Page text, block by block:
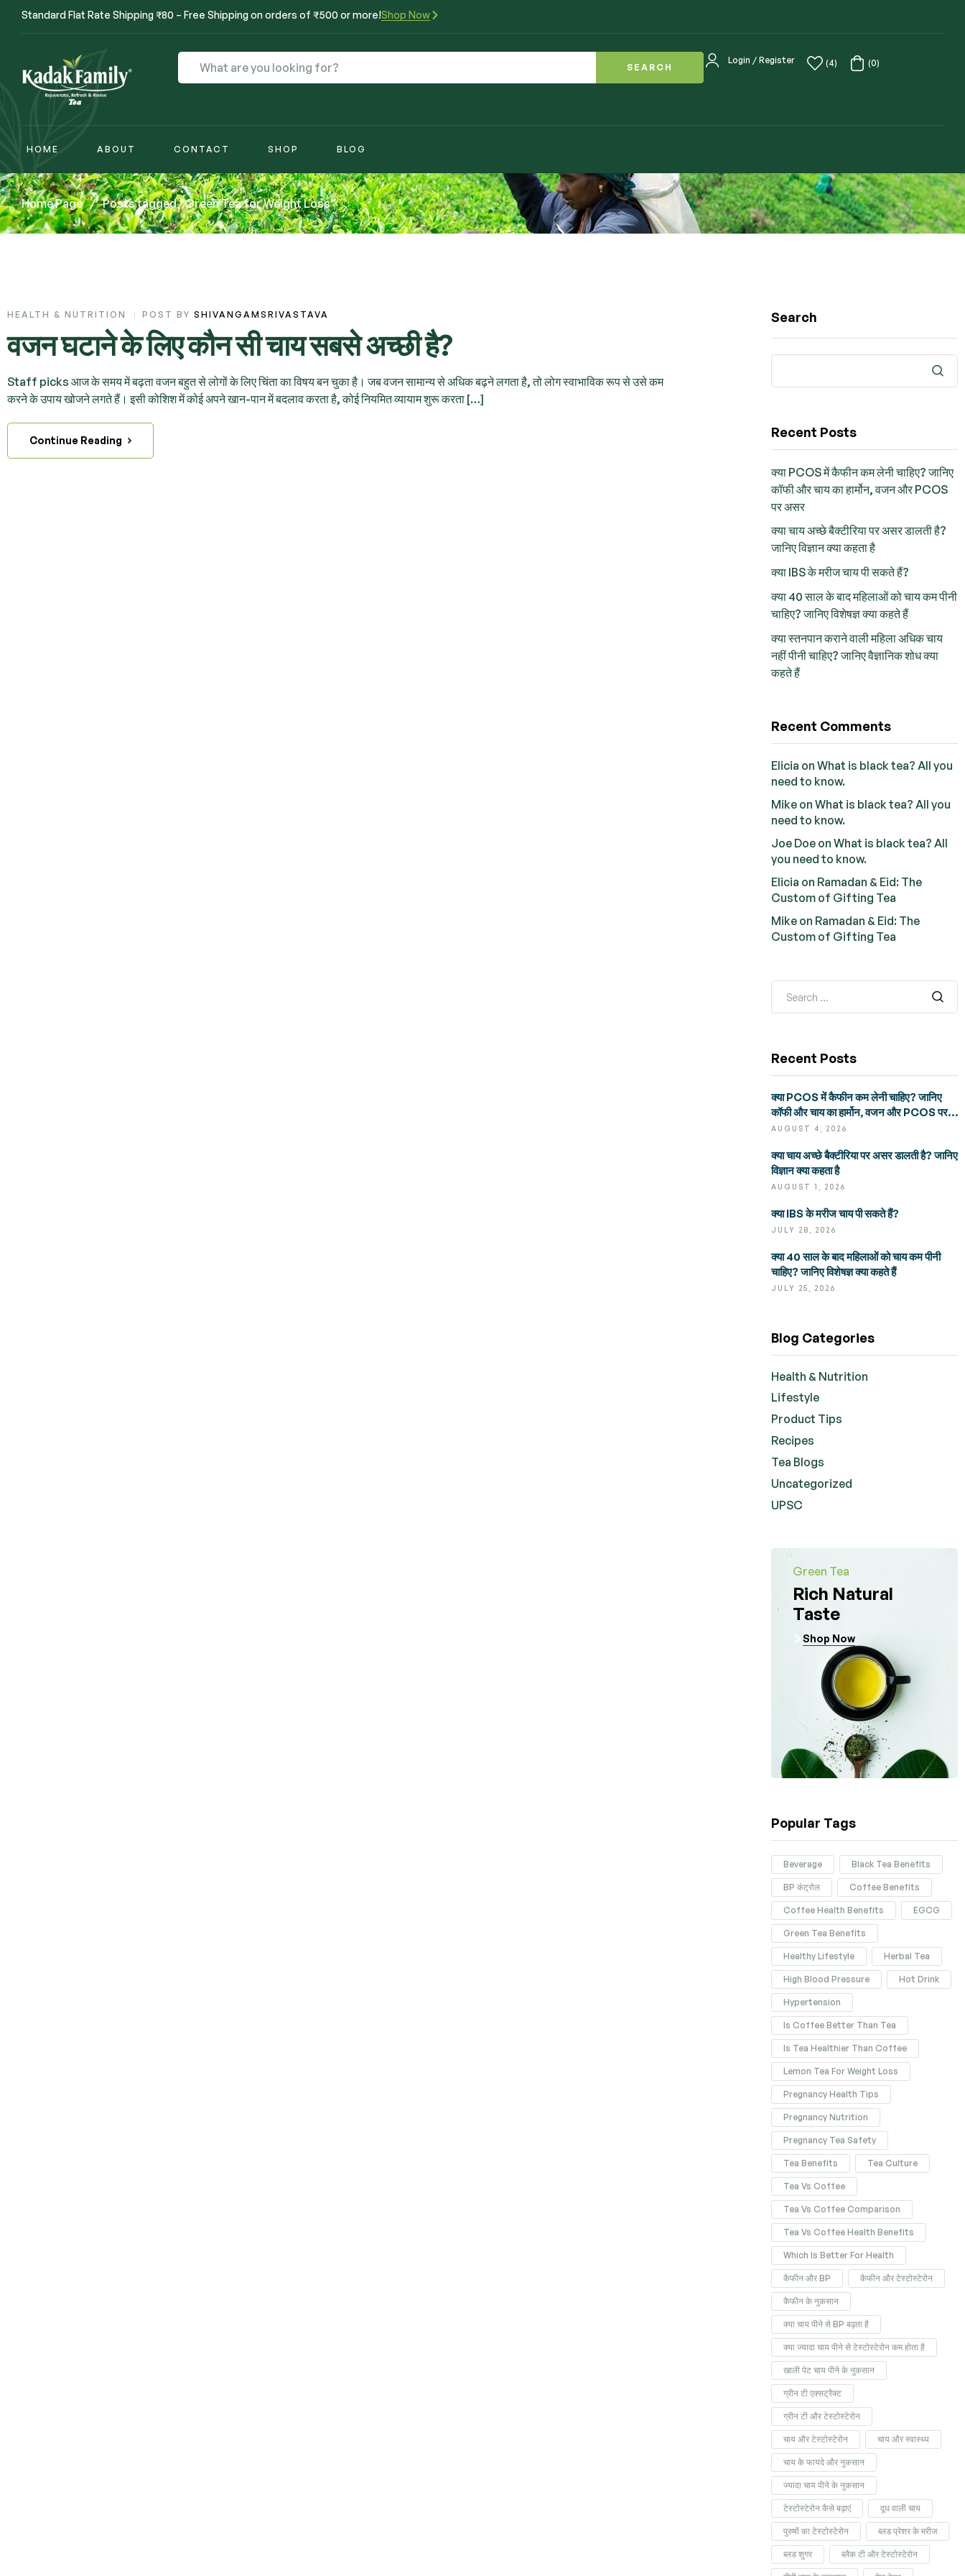
Standard Flat Rate Shipping ₹80 – Free Shipping on orders of ₹500 or more!Shop Now
SEARCH
Login / Register (4) (0)
HOME ABOUT CONTACT SHOP BLOG
Home Page / Posts tagged “Green Tea for Weight Loss”
HEALTH & NUTRITION POST BY SHIVANGAMSRIVASTAVA
वजन घटाने के लिए कौन सी चाय सबसे अच्छी है?
Staff picks आज के समय में बढ़ता वजन बहुत से लोगों के लिए चिंता का विषय बन चुका है। जब वजन सामान्य से अधिक बढ़ने लगता है, तो लोग स्वाभाविक रूप से उसे कम
करने के उपाय खोजने लगते हैं। इसी कोशिश में कोई अपने खान-पान में बदलाव करता है, कोई नियमित व्यायाम शुरू करता […]
Continue Reading
Search
Recent Posts
क्या PCOS में कैफीन कम लेनी चाहिए? जानिए
कॉफी और चाय का हार्मोन, वजन और PCOS
पर असर
क्या चाय अच्छे बैक्टीरिया पर असर डालती है?
जानिए विज्ञान क्या कहता है
क्या IBS के मरीज चाय पी सकते हैं?
क्या 40 साल के बाद महिलाओं को चाय कम पीनी
चाहिए? जानिए विशेषज्ञ क्या कहते हैं
क्या स्तनपान कराने वाली महिला अधिक चाय
नहीं पीनी चाहिए? जानिए वैज्ञानिक शोध क्या
कहते हैं
Recent Comments
Elicia on What is black tea? All you
need to know.
Mike on What is black tea? All you
need to know.
Joe Doe on What is black tea? All
you need to know.
Elicia on Ramadan & Eid: The
Custom of Gifting Tea
Mike on Ramadan & Eid: The
Custom of Gifting Tea
Recent Posts
AUGUST 4, 2026
क्या PCOS में कैफीन कम लेनी चाहिए? जानिए
कॉफी और चाय का हार्मोन, वजन और PCOS पर
असर
AUGUST 1, 2026
क्या चाय अच्छे बैक्टीरिया पर असर डालती है? जानिए
विज्ञान क्या कहता है
JULY 28, 2026
क्या IBS के मरीज चाय पी सकते हैं?
JULY 25, 2026
क्या 40 साल के बाद महिलाओं को चाय कम पीनी
चाहिए? जानिए विशेषज्ञ क्या कहते हैं
Blog Categories
Health & Nutrition
Lifestyle
Product Tips
Recipes
Tea Blogs
Uncategorized
UPSC
Green Tea
Rich Natural
Taste
Shop Now
Popular Tags
Beverage Black Tea Benefits
BP कंट्रोल Coffee Benefits
Coffee Health Benefits EGCG
Green Tea Benefits
Healthy Lifestyle Herbal Tea
High Blood Pressure Hot Drink
Hypertension
Is Coffee Better Than Tea
Is Tea Healthier Than Coffee
Lemon Tea For Weight Loss
Pregnancy Health Tips
Pregnancy Nutrition
Pregnancy Tea Safety
Tea Benefits Tea Culture
Tea Vs Coffee
Tea Vs Coffee Comparison
Tea Vs Coffee Health Benefits
Which Is Better For Health
कैफीन और BP कैफीन और टेस्टोस्टेरोन
कैफीन के नुकसान
क्या चाय पीने से BP बढ़ता है
क्या ज्यादा चाय पीने से टेस्टोस्टेरोन कम होता है
खाली पेट चाय पीने के नुकसान
ग्रीन टी एक्सट्रैक्ट
ग्रीन टी और टेस्टोस्टेरोन
चाय और टेस्टोस्टेरोन चाय और स्वास्थ्य
चाय के फायदे और नुकसान
ज्यादा चाय पीने के नुकसान
टेस्टोस्टेरोन कैसे बढ़ाएं दूध वाली चाय
पुरुषों का टेस्टोस्टेरोन ब्लड प्रेशर के मरीज
ब्लड शुगर ब्लैक टी और टेस्टोस्टेरोन